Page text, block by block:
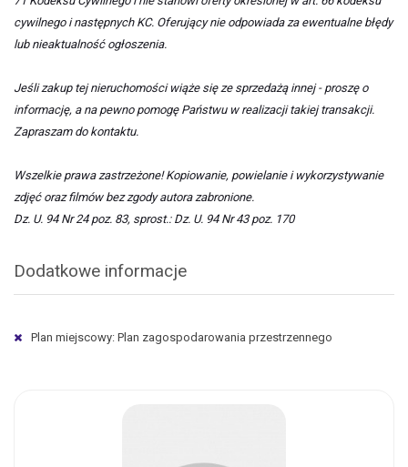
cywilnego i następnych KC. Oferujący nie odpowiada za ewentualne błędy
lub nieaktualność ogłoszenia.
Jeśli zakup tej nieruchomości wiąże się ze sprzedażą innej - proszę o
informację, a na pewno pomogę Państwu w realizacji takiej transakcji.
Zapraszam do kontaktu.
Wszelkie prawa zastrzeżone! Kopiowanie, powielanie i wykorzystywanie
zdjęć oraz filmów bez zgody autora zabronione.
Dz. U. 94 Nr 24 poz. 83, sprost.: Dz. U. 94 Nr 43 poz. 170
Dodatkowe informacje
Plan miejscowy: Plan zagospodarowania przestrzennego